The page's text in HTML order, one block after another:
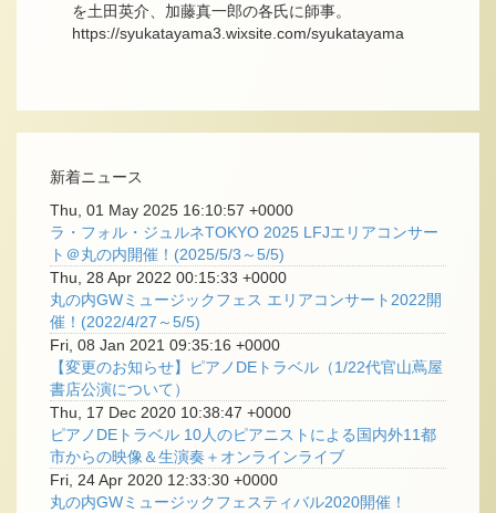
を土田英介、加藤真一郎の各氏に師事。
https://syukatayama3.wixsite.com/syukatayama
新着ニュース
Thu, 01 May 2025 16:10:57 +0000
ラ・フォル・ジュルネTOKYO 2025 LFJエリアコンサー
ト＠丸の内開催！(2025/5/3～5/5)
Thu, 28 Apr 2022 00:15:33 +0000
丸の内GWミュージックフェス エリアコンサート2022開
催！(2022/4/27～5/5)
Fri, 08 Jan 2021 09:35:16 +0000
【変更のお知らせ】ピアノDEトラベル（1/22代官山蔦屋
書店公演について）
Thu, 17 Dec 2020 10:38:47 +0000
ピアノDEトラベル 10人のピアニストによる国内外11都
市からの映像＆生演奏＋オンラインライブ
Fri, 24 Apr 2020 12:33:30 +0000
丸の内GWミュージックフェスティバル2020開催！